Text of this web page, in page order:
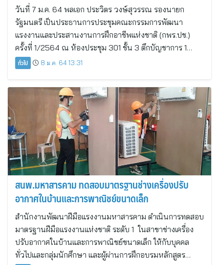
วันที่ 7 ม.ค. 64 พลเอก ประวิตร วงษ์สุวรรณ รองนายก
รัฐมนตรี เป็นประธานการประชุมคณะกรรมการพัฒนา
แรงงานและประสานงานการฝึกอาชีพแห่งชาติ (กพร.ปช.)
ครั้งที่ 1/2564 ณ ห้องประชุม 301 ชั้น 3 ตึกบัญชาการ 1…
ทั่วไป 8 ม.ค. 64 13:31
สนพ.มหาสารคาม ทดสอบมาตรฐานช่างเครื่องปรับ
อากาศในบ้านและการพาณิชย์ขนาดเล็ก
สำนักงานพัฒนาฝีมือแรงงานมหาสารคาม ดำเนินการทดสอบ
มาตรฐานฝีมือแรงงานแห่งชาติ ระดับ 1 ในสาขาช่างเครื่อง
ปรับอากาศในบ้านและการพาณิชย์ขนาดเล็ก ให้กับบุคคล
ทั่วไปและกลุ่มนักศึกษา และผู้ผ่านการฝึกอบรมหลักสูตร…